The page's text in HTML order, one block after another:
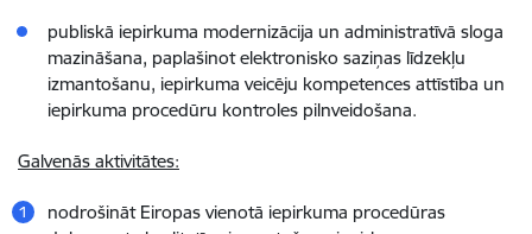
publiskā iepirkuma modernizācija un administratīvā sloga
mazināšana, paplašinot elektronisko saziņas līdzekļu
izmantošanu, iepirkuma veicēju kompetences attīstība un
iepirkuma procedūru kontroles pilnveidošana.
Galvenās aktivitātes:
nodrošināt Eiropas vienotā iepirkuma procedūras